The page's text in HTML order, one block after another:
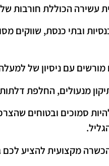
עשירה הכוללת חורבות
ובתי כנסת, שווקים
עם ניסיון של למעלה מ-10
מנעולים, החלפת
סמוכים ובטוחים
מקצועית להציע לכם